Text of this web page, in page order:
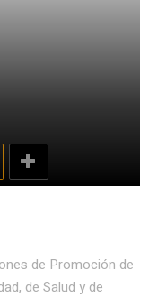
de Promoción de
de Salud y de